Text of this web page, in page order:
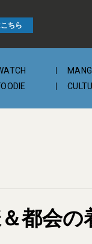
ちら
都会の